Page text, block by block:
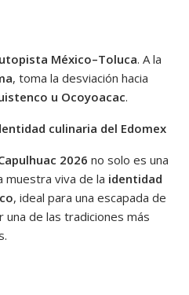
México–Toluca. A la
, toma la desviación hacia
u Ocoyoacac.
culinaria del Edomex
2026 no solo es una
muestra viva de la identidad
, ideal para una escapada de
una de las tradiciones más